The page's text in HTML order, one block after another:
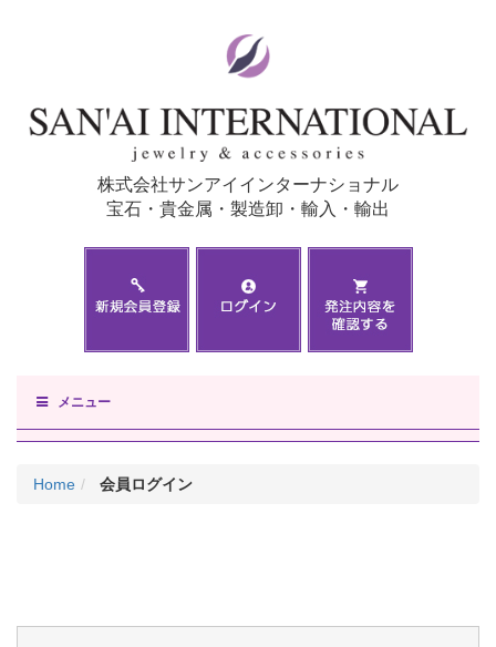
株式会社サンアイインターナショナル
宝石・貴金属・製造卸・輸入・輸出
メニュー
Home 会員ログイン